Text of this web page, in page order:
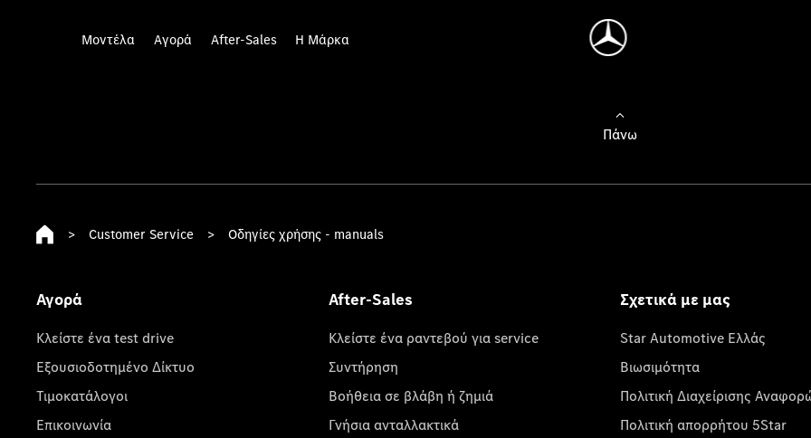
Μοντέλα Αγορά After-Sales Η Μάρκα
Πάνω
> Customer Service > Οδηγίες χρήσης - manuals
Αγορά
Κλείστε ένα test drive
Εξουσιοδοτημένο Δίκτυο
Τιμοκατάλογοι
Επικοινωνία
After-Sales
Κλείστε ένα ραντεβού για service
Συντήρηση
Βοήθεια σε βλάβη ή ζημιά
Γνήσια ανταλλακτικά
Σχετικά με μας
Star Automotive Ελλάς
Βιωσιμότητα
Πολιτική Διαχείρισης
Πολιτική απορρήτου 5Star